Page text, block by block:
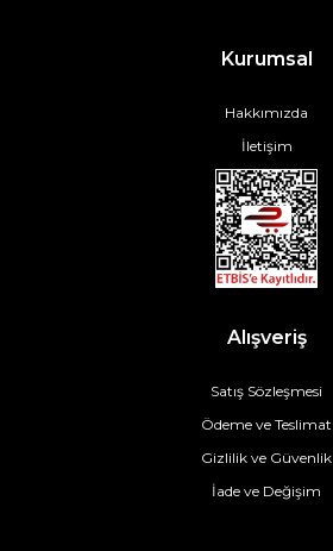
Kurumsal
Hakkımızda
İletişim
Alışveriş
Satış Sözleşmesi
Ödeme ve Teslimat
Gizlilik ve Güvenlik
İade ve Değişim